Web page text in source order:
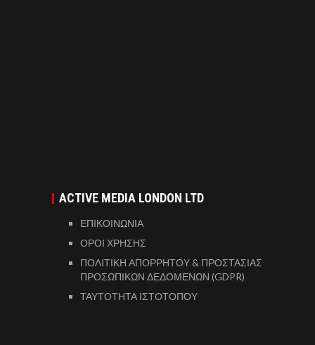
ACTIVE MEDIA LONDON LTD
ΕΠΙΚΟΙΝΩΝΙΑ
ΟΡΟΙ ΧΡΗΣΗΣ
ΠΟΛΙΤΙΚΗ ΑΠΟΡΡΗΤΟΥ & ΠΡΟΣΤΑΣΙΑΣ
ΠΡΟΣΩΠΙΚΩΝ ΔΕΔΟΜΕΝΩΝ (GDPR)
ΤΑΥΤΟΤΗΤΑ ΙΣΤΟΤΟΠΟΥ